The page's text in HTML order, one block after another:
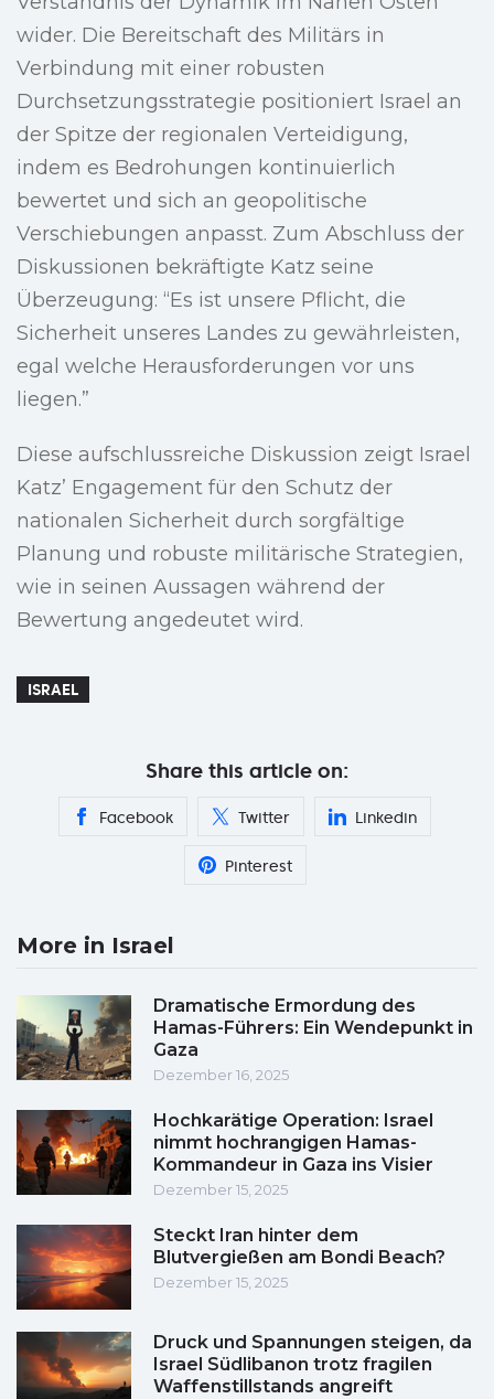
wider. Die Bereitschaft des Militärs in
Verbindung mit einer robusten
Durchsetzungsstrategie positioniert Israel an
der Spitze der regionalen Verteidigung,
indem es Bedrohungen kontinuierlich
bewertet und sich an geopolitische
Verschiebungen anpasst. Zum Abschluss der
Diskussionen bekräftigte Katz seine
Überzeugung: “Es ist unsere Pflicht, die
Sicherheit unseres Landes zu gewährleisten,
egal welche Herausforderungen vor uns
liegen.”
Diese aufschlussreiche Diskussion zeigt Israel
Katz’ Engagement für den Schutz der
nationalen Sicherheit durch sorgfältige
Planung und robuste militärische Strategien,
wie in seinen Aussagen während der
Bewertung angedeutet wird.
ISRAEL
Share this article on:
Facebook Twitter Linkedin
Pinterest
More in Israel
Dramatische Ermordung des
Hamas-Führers: Ein Wendepunkt in
Gaza
Dezember 16, 2025
Hochkarätige Operation: Israel
nimmt hochrangigen Hamas-
Kommandeur in Gaza ins Visier
Dezember 15, 2025
Steckt Iran hinter dem
Blutvergießen am Bondi Beach?
Dezember 15, 2025
Druck und Spannungen steigen, da
Israel Südlibanon trotz fragilen
Waffenstillstands angreift